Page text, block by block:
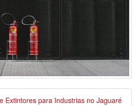
Extintores para Industrias no Jaguaré